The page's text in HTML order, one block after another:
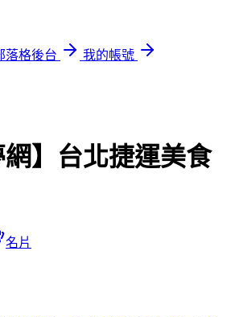
落格後台
我的帳號
網】台北捷運美食
名片